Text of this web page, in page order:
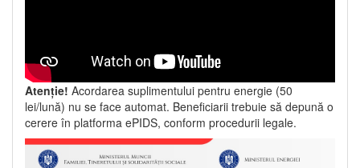
Atenție! Acordarea suplimentului pentru energie (50
lei/lună) nu se face automat. Beneficiarii trebuie să depună o
cerere în platforma ePIDS, conform procedurii legale.